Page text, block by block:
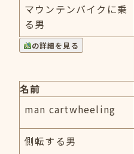
マウンテンバイクに乗
る男
の詳細を見る
名前
man cartwheeling
側転する男